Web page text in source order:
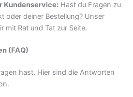
Kundenservice:Hast du Fragen zu
oder deiner Bestellung? Unser
mit Rat und Tat zur Seite.
(FAQ)
hast. Hier sind die Antworten